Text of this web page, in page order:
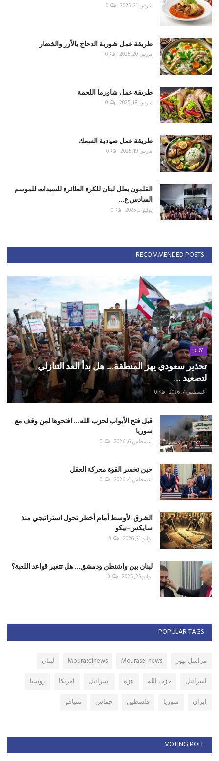
مارس 21, 2025 0
طريقة عمل شوربة الدجاج بالأرز والخضار
مارس 20, 2025 0
طريقة عمل شاورما اللحمة
مارس 18, 2025 0
طريقة عمل صيادية السمك
مارس 19, 2025 0
القلمون بطل لبنان للكرة الطائرة للسيدات للموسم
السادس ع...
يوليو 3, 2025 0
RECOMMENDED POSTS
كتّابنا
تحذير سعودي يهز المنطقة... هل بدأ العد التنازلي
لتصعيد ...
أغسطس 7, 2026 0
قبل فتح الأبواب لحزب الله... افتحوها لمن وقف مع
سوريا
أغسطس 6, 2026 0
حين تخسر القوة معركة العقل
أغسطس 4, 2026 0
الشرق الأوسط أمام أخطر تحول استراتيجي منذ
سايكس–بيكو
يوليو 31, 2026 0
لبنان بين واشنطن ودمشق... هل تتغير قواعد اللعبة؟
يوليو 25, 2026 0
POPULAR TAGS
مراسل نيوز Mourasel news
Mouraselnews
لبنان
اسرائيل
حزب الله غزة إسرائيل امريكا
روسيا
ايران
سوريا فلسطين حماس نتنياهو
VOTING POLL